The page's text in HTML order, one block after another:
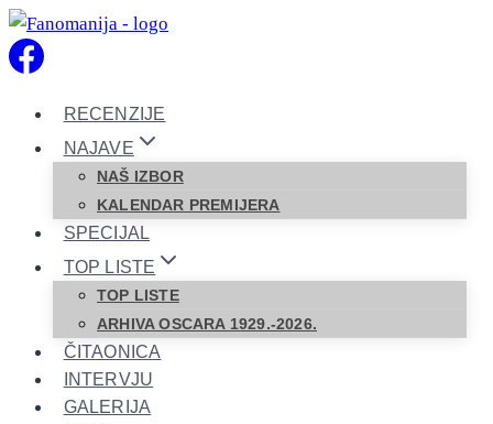
Skip
to
RECENZIJE
NAJAVE
NAŠ IZBOR
KALENDAR PREMIJERA
SPECIJAL
TOP LISTE
TOP LISTE
ARHIVA OSCARA 1929.-2026.
ČITAONICA
INTERVJU
GALERIJA